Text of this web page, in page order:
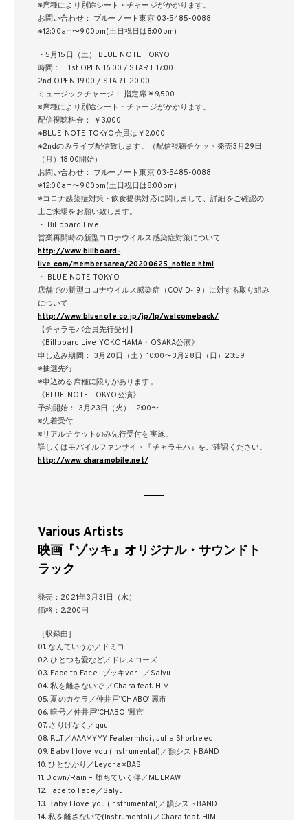
※席種により別途シート・チャージがかかります。
お問い合わせ： ブルーノート東京 03-5485-0088
※12:00am〜9:00pm(土日祝日は8:00pm)
・5月15日（土） BLUE NOTE TOKYO
時間： 1st OPEN 16:00 / START 17:00
2nd OPEN 19:00 / START 20:00
ミュージックチャージ： 指定席￥9,500
※席種により別途シート・チャージがかかります。
配信視聴料金： ￥3,000
※BLUE NOTE TOKYO会員は￥2,000
※2ndのみライブ配信致します。（配信視聴チケット発売3月29日
（月）18:00開始）
お問い合わせ： ブルーノート東京 03-5485-0088
※12:00am〜9:00pm(土日祝日は8:00pm)
※コロナ感染症対策・飲食提供対応に関しまして、詳細をご確認の
上ご来場をお願い致します。
・ Billboard Live
営業再開時の新型コロナウイルス感染症対策について
http://www.billboard-
live.com/membersarea/20200625_notice.html
・ BLUE NOTE TOKYO
店舗での新型コロナウイルス感染症（COVID-19）に対する取り組み
について
http://www.bluenote.co.jp/jp/lp/welcomeback/
【チャラモバ会員先行受付】
《Billboard Live YOKOHAMA・OSAKA公演》
申し込み期間： 3月20日（土）10:00〜3月28日（日）23:59
※抽選先行
※申込める席種に限りがあります。
《BLUE NOTE TOKYO公演》
予約開始： 3月23日（火） 12:00〜
※先着受付
※リアルチケットのみ先行受付を実施。
詳しくはモバイルファンサイト『チャラモバ』をご確認ください。
http://www.charamobile.net/
Various Artists
映画『ゾッキ』オリジナル・サウンドト
ラック
発売：2021年3月31日（水）
価格：2,200円
［収録曲］
01. なんていうか／ドミコ
02. ひとつも愛など／ドレスコーズ
03. Face to Face -ゾッキver.- ／Salyu
04. 私を離さないで ／Chara feat. HIMI
05. 夏のカケラ／仲井戸”CHABO”麗市
06. 暗号／仲井戸”CHABO”麗市
07. さりげなく／quu
08. P.L.T／AAAMYYY Feat.ermhoi , Julia Shortreed
09. Baby I love you (Instrumental)／韻シストBAND
10. ひとひかり／Leyona×BASI
11. Down/Rain – 堕ちていく伴／MELRAW
12. Face to Face／Salyu
13. Baby I love you (Instrumental)／韻シストBAND
14. 私を離さないで(Instrumental)／Chara feat. HIMI